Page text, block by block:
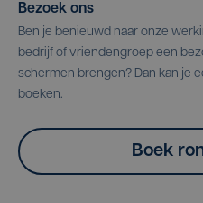
Bezoek ons
Ben je benieuwd naar onze
bedrijf of vriendengroep een
schermen brengen? Dan kan je
boeken.
Boek